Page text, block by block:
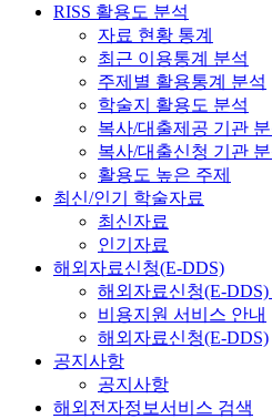
RISS 활용도 분석
자료 현황 통계
최근 이용통계 분석
주제별 활용통계 분석
학술지 활용도 분석
복사/대출제공 기관
복사/대출신청 기관
활용도 높은 주제
최신/인기 학술자료
최신자료
인기자료
해외자료신청(E-DDS)
해외자료신청(E-DDS)
비용지원 서비스 안내
해외자료신청(E-DDS)
공지사항
공지사항
해외전자정보서비스 검색